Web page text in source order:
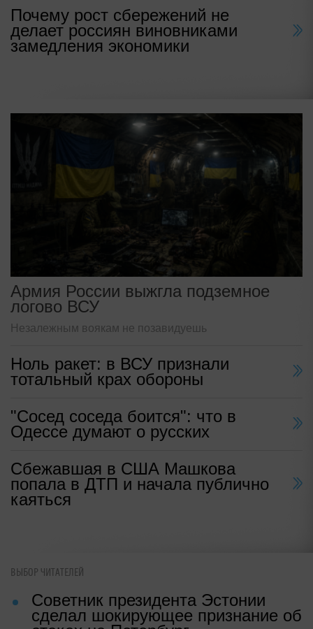
Почему рост сбережений не
делает россиян виновниками
замедления экономики
Армия России выжгла подземное
логово ВСУ
Незалежным воякам не позавидуешь
Ноль ракет: в ВСУ признали
тотальный крах обороны
"Сосед соседа боится": что в
Одессе думают о русских
Сбежавшая в США Машкова
попала в ДТП и начала публично
каяться
ВЫБОР ЧИТАТЕЛЕЙ
Советник президента Эстонии
сделал шокирующее признание об